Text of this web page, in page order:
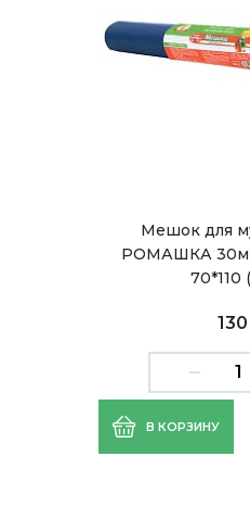
Мешок для
РОМАШКА
70*110
В КОРЗИНУ